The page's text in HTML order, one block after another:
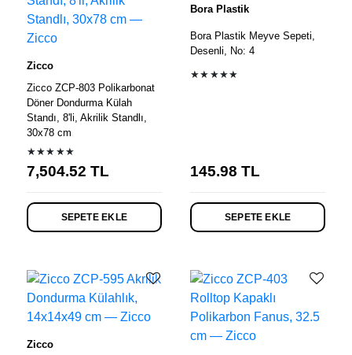
Zicco
Zicco ZCP-803 Polikarbonat
Döner Dondurma Külah
Standı, 8'li, Akrilik Standlı,
30x78 cm
★★★★★
7,504.52 TL
SEPETE EKLE
Bora Plastik
Bora Plastik Meyve Sepeti,
Desenli, No: 4
★★★★★
145.98 TL
SEPETE EKLE
Zicco